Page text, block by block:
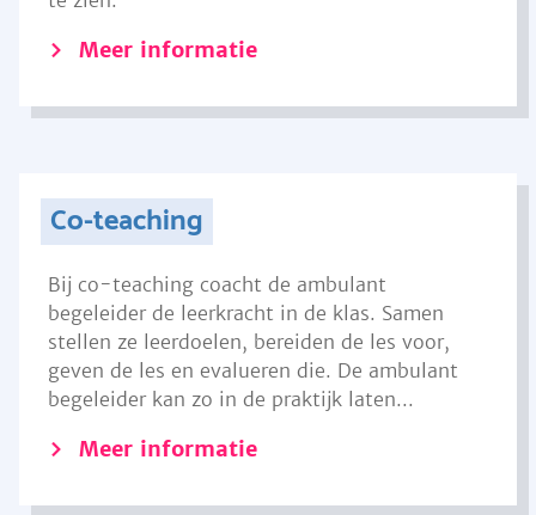
Meer informatie
Co-teaching
Bij co-teaching coacht de ambulant
begeleider de leerkracht in de klas. Samen
stellen ze leerdoelen, bereiden de les voor,
geven de les en evalueren die. De ambulant
begeleider kan zo in de praktijk laten...
Meer informatie